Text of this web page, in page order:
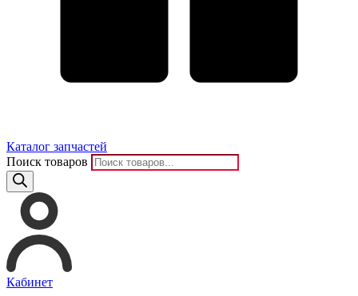
Каталог запчастей
Поиск товаров
Кабинет